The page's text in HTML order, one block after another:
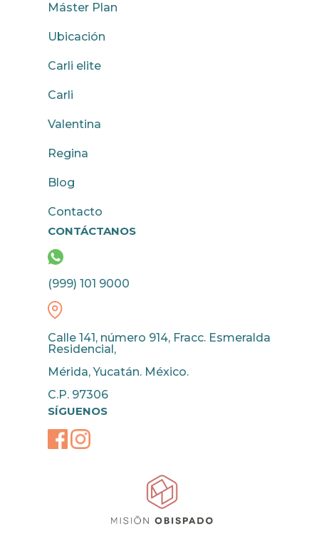
Máster Plan
Ubicación
Carli elite
Carli
Valentina
Regina
Blog
Contacto
CONTÁCTANOS
(999) 101 9000
Calle 141, número 914, Fracc. Esmeralda
Residencial,
Mérida, Yucatán. México.
C.P. 97306
SÍGUENOS